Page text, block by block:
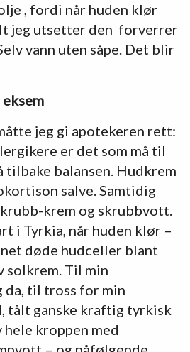
, fordi når huden klør
jeg utsetter den forverrer
vann uten såpe. Det blir
jeg gi apotekeren rett:
er det som må til
tilbake balansen. Hudkrem
salve. Samtidig
krem og skrubbvott.
i Tyrkia, når huden klør –
døde hudceller blant
solkrem. Til min
da, til tross for min
tålt ganske kraftig tyrkisk
hele kroppen med